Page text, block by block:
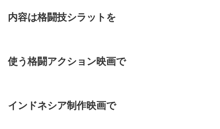
内容は格闘技シラットを
使う格闘アクション映画で
インドネシア制作映画で